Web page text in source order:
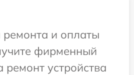
и оплаты
фирменный
ремонт устройства